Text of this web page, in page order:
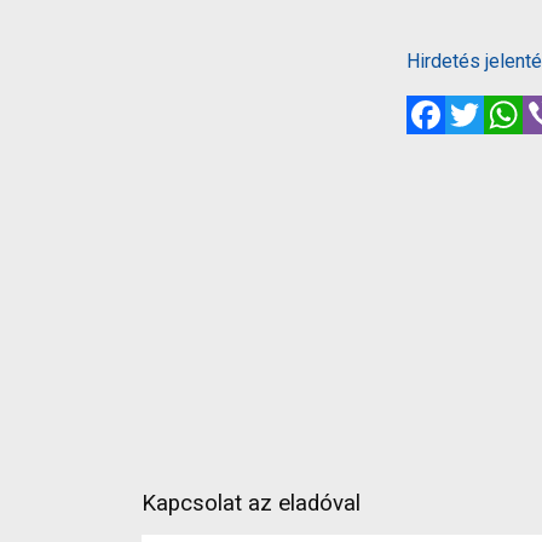
Hirdetés
FacebookTwitter
Kapcsolat az eladóval